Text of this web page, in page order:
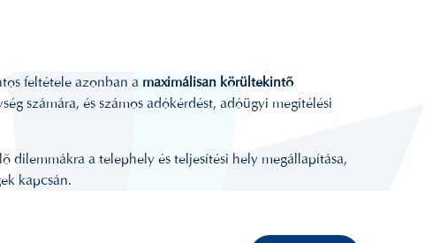
feltétele azonban a maximálisan körültekintő
számára, és számos adókérdést, adóügyi megítélési
dilemmákra a telephely és teljesítési hely megállapítása,
kapcsán.